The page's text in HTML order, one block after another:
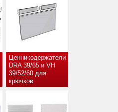
Ценникодержатели
DRA 39/65 и VH
39/52/60 для
крючков